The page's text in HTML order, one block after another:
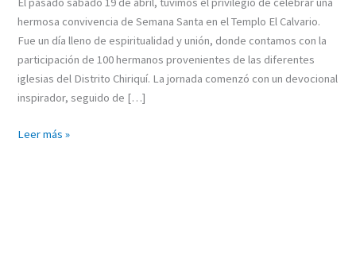
hermosa convivencia de Semana Santa en el Templo El Calvario.
Fue un día lleno de espiritualidad y unión, donde contamos con la
participación de 100 hermanos provenientes de las diferentes
iglesias del Distrito Chiriquí. La jornada comenzó con un devocional
inspirador, seguido de […]
Leer más »